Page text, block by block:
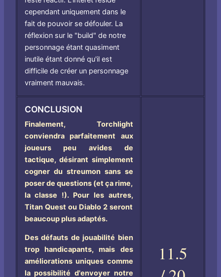
cependant uniquement dans le
fait de pouvoir se défouler. La
réflexion sur le "build" de notre
personnage étant quasiment
inutile étant donné qu'il est
difficile de créer un personnage
vraiment mauvais.
CONCLUSION
Finalement, Torchlight
conviendra parfaitement aux
joueurs peu avides de
tactique, désirant simplement
cogner du streumon sans se
poser de questions (et ça rime,
la classe !). Pour les autres,
Titan Quest ou Diablo 2 seront
beaucoup plus adaptés.
Des défauts de jouabilité bien
trop handicapants, mais des
améliorations uniques comme
la possibilité d'envoyer notre
11.5